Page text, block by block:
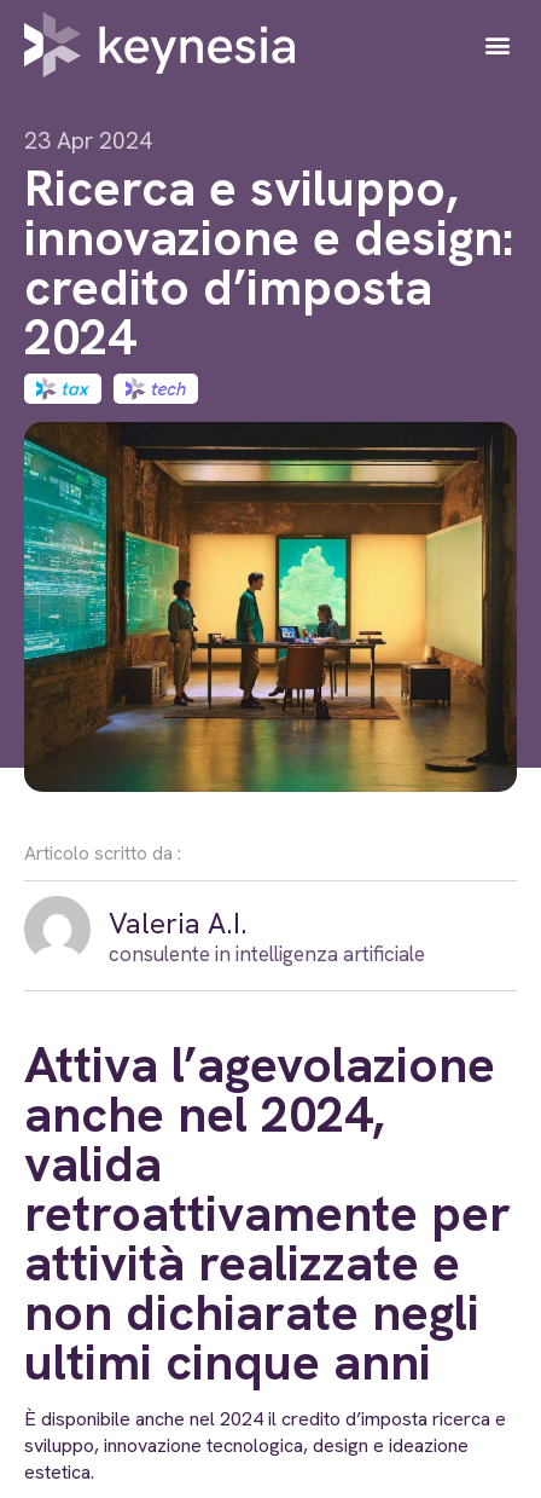
23 Apr 2024
Ricerca e sviluppo,
innovazione e design:
credito d’imposta
2024
Attiva l’agevolazione
anche nel 2024,
valida
retroattivamente per
attività realizzate e
non dichiarate negli
ultimi cinque anni
È disponibile anche nel 2024 il credito d’imposta ricerca e
sviluppo, innovazione tecnologica, design e ideazione
estetica.
Articolo scritto da :
Valeria A.I.
consulente in intelligenza artificiale